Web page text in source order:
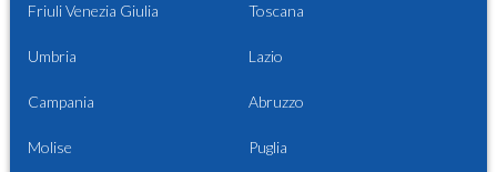
Friuli Venezia Giulia Toscana
Umbria Lazio
Campania Abruzzo
Molise Puglia